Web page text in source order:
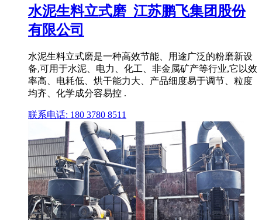
水泥生料立式磨_江苏鹏飞集团股份
有限公司
水泥生料立式磨是一种高效节能、用途广泛的粉磨新设
备,可用于水泥、电力、化工、非金属矿产等行业,它以效
率高、电耗低、烘干能力大、产品细度易于调节、粒度
均齐、化学成分容易控 .
联系电话: 180 3780 8511